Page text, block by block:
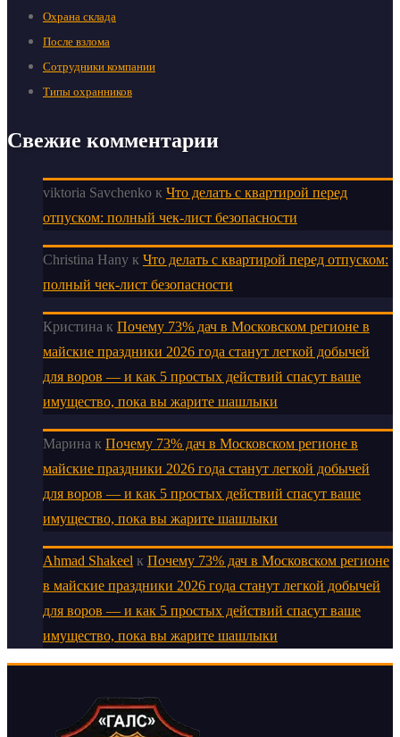
Охрана склада
После взлома
Сотрудники компании
Типы охранников
Свежие комментарии
viktoria Savchenko к Что делать с квартирой перед
отпуском: полный чек-лист безопасности
Christina Hany к Что делать с квартирой перед отпуском:
полный чек-лист безопасности
Кристина к Почему 73% дач в Московском регионе в
майские праздники 2026 года станут легкой добычей
для воров — и как 5 простых действий спасут ваше
имущество, пока вы жарите шашлыки
Марина к Почему 73% дач в Московском регионе в
майские праздники 2026 года станут легкой добычей
для воров — и как 5 простых действий спасут ваше
имущество, пока вы жарите шашлыки
Ahmad Shakeel к Почему 73% дач в Московском регионе
в майские праздники 2026 года станут легкой добычей
для воров — и как 5 простых действий спасут ваше
имущество, пока вы жарите шашлыки